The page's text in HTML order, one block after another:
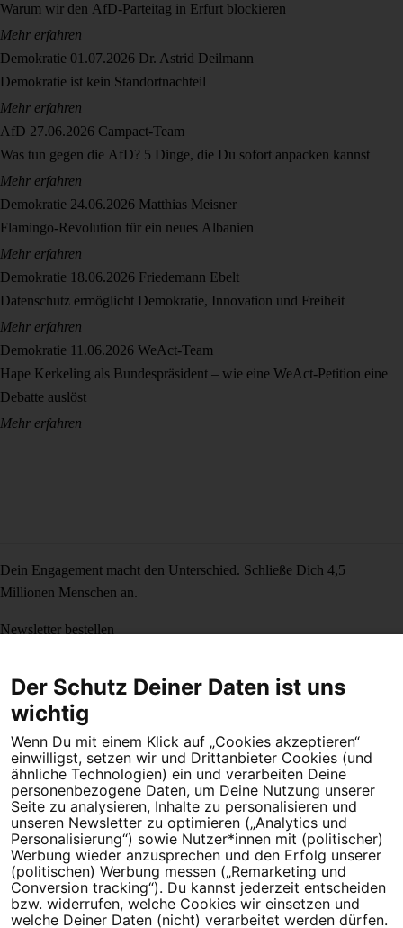
Warum wir den AfD-Parteitag in Erfurt blockieren
Mehr erfahren
Demokratie 01.07.2026 Dr. Astrid Deilmann
Demokratie ist kein Standortnachteil
Mehr erfahren
AfD 27.06.2026 Campact-Team
Was tun gegen die AfD? 5 Dinge, die Du sofort anpacken kannst
Mehr erfahren
Demokratie 24.06.2026 Matthias Meisner
Flamingo-Revolution für ein neues Albanien
Mehr erfahren
Demokratie 18.06.2026 Friedemann Ebelt
Datenschutz ermöglicht Demokratie, Innovation und Freiheit
Mehr erfahren
Demokratie 11.06.2026 WeAct-Team
Hape Kerkeling als Bundespräsident – wie eine WeAct-Petition eine
Debatte auslöst
Mehr erfahren
Dein Engagement macht den Unterschied. Schließe Dich 4,5
Millionen Menschen an.
Newsletter bestellen
Campact e.V.
IBAN DE95 2‍5‍1‍2 0‍5‍1‍0 6‍9‍8‍0 0‍0‍0‍0 0‍0
SozialBank
Direkt online spenden
Newsletter Hilfe und
FAQKontaktDatenschutzImpressum Cookie Einstellungen
Der Schutz Deiner Daten ist uns
wichtig
Wenn Du mit einem Klick auf „Cookies akzeptieren“
einwilligst, setzen wir und Drittanbieter Cookies (und
ähnliche Technologien) ein und verarbeiten Deine
personenbezogene Daten, um Deine Nutzung unserer
Seite zu analysieren, Inhalte zu personalisieren und
unseren Newsletter zu optimieren („Analytics und
Personalisierung“) sowie Nutzer*innen mit (politischer)
Werbung wieder anzusprechen und den Erfolg unserer
(politischen) Werbung messen („Remarketing und
Conversion tracking“). Du kannst jederzeit entscheiden
bzw. widerrufen, welche Cookies wir einsetzen und
welche Deiner Daten (nicht) verarbeitet werden dürfen.